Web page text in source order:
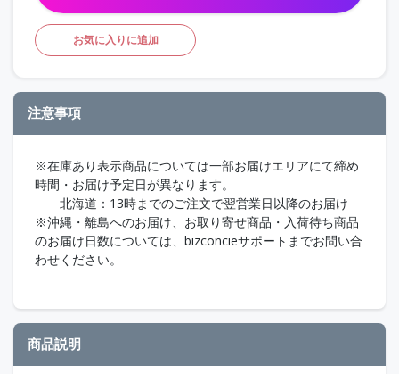
お気に入りに追加
注意事項
※在庫あり表示商品については一部お届けエリアにて締め
時間・お届け予定日が異なります。
北海道：13時までのご注文で翌営業日以降のお届け
※沖縄・離島へのお届け、お取り寄せ商品・入荷待ち商品
のお届け日数については、bizconcieサポートまでお問い合
わせください。
商品説明